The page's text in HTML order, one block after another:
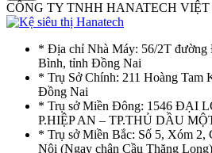
CÔNG TY TNHH HANATECH
* Địa chỉ Nhà Máy: 56/2T đường
Bình, tỉnh Đồng Nai
* Trụ Sở Chính: 211 Hoàng Tam
Đồng Nai
* Trụ sở Miền Đông: 1546 ĐẠI
P.HIỆP AN – TP.THỦ DẦU
* Trụ sở Miền Bắc: Số 5, Xóm
Nôi (Ngay chân Cầu Thăng Long)